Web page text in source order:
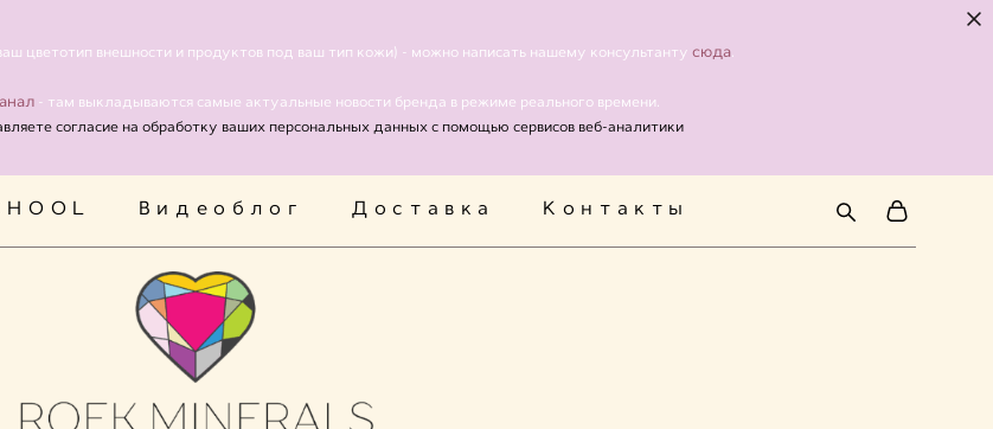
цветотип внешности и продуктов под ваш тип кожи) - можно написать нашему консультанту сюда.
- там выкладываются самые актуальные новости бренда в режиме реального времени.
согласие на обработку ваших персональных данных с помощью сервисов веб-аналитики
Видеоблог Доставка Контакты